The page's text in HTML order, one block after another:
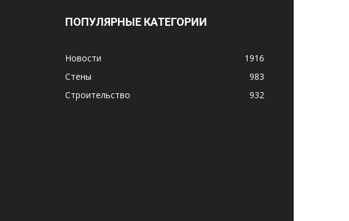
ПОПУЛЯРНЫЕ КАТЕГОРИИ
Новости
1916
Стены
983
Строительство
932